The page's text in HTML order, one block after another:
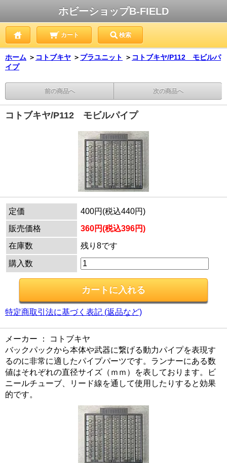
ホビーショップB-FIELD
カート 検索
ホーム ＞ コトブキヤ ＞ プラユニット ＞ コトブキヤ/P112 モビルパ
イプ
前の商品へ 次の商品へ
コトブキヤ/P112 モビルパイプ
定価
400円(税込440円)
販売価格
360円(税込396円)
在庫数
残り8です
購入数
特定商取引法に基づく表記 (返品など)
メーカー ： コトブキヤ
バックパックから本体や武器に繋げる動力パイプを表現す
るのに非常に適したパイプパーツです。ランナーにある数
値はそれぞれの直径サイズ（ｍｍ）を表しております。ビ
ニールチューブ、リード線を通して使用したりすると効果
的です。